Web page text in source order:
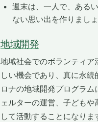
週末は、一人で、ある
ない思い出を作りましょ
地域開発
地域社会でのボランティ
しい機会であり、真に永
ロナの地域開発プログラ
ェルターの運営、子ども
して活動することになりま